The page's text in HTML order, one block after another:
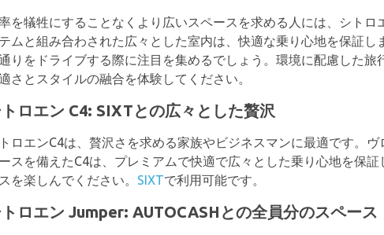
を犠牲にすることなくより広いスペースを求める人には、シト
ムと組み合わされた広々とした室内は、快適な乗り心地を保証
りをドライブする際に注目を集めるでしょう。環境に配慮した旅
さとスタイルの融合を体験してください。
ロエン C4: SIXTとの広々とした贅沢
ロエンC4は、贅沢さを求める家族やビジネスマンに最適です。
スを備えたC4は、プレミアムで快適で広々とした乗り心地を保
を楽しんでください。 SIXTで利用可能です。
ロエン Jumper: AUTOCASHとの全員分のスペース